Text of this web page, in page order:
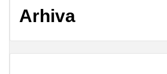
Arhiva